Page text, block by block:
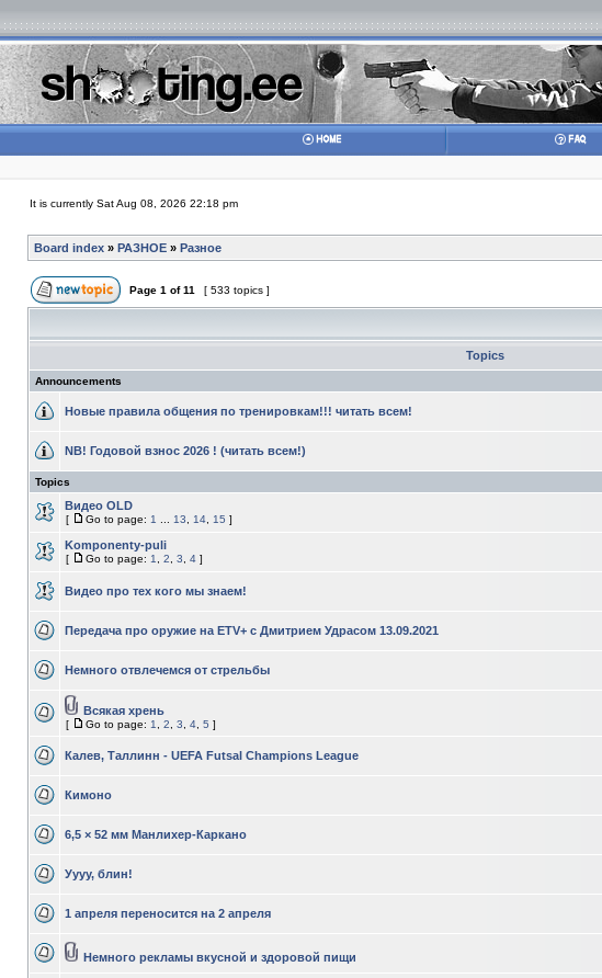
It is currently Sat Aug 08, 2026 22:18 pm
Board index » РАЗНОЕ » Разное
Page 1 of11 [ 533 topics ]
Topics
Announcements
Новые правила общения по тренировкам!!! читать всем!
NB! Годовой взнос 2026 ! (читать всем!)
Topics
Видео OLD
[ Go to page: 1 13 14 15 ]
Komponenty-puli
[ Go to page: 1 2 3 4 ]
Видео про тех кого мы знаем!
Передача про оружие на ETV+ с Дмитрием Удрасом 13.09.2021
Немного отвлечемся от стрельбы
Всякая хрень
[ Go to page: 1 2 3 4 5 ]
Калев, Таллинн - UEFA Futsal Champions League
Кимоно
6,5 × 52 мм Манлихер-Каркано
Уууу, блин!
1 апреля переносится на 2 апреля
Немного рекламы вкусной и здоровой пищи